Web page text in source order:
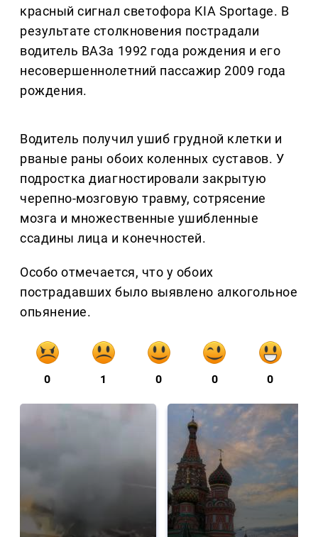
красный сигнал светофора KIA Sportage. В
результате столкновения пострадали
водитель ВАЗа 1992 года рождения и его
несовершеннолетний пассажир 2009 года
рождения.
Водитель получил ушиб грудной клетки и
рваные раны обоих коленных суставов. У
подростка диагностировали закрытую
черепно-мозговую травму, сотрясение
мозга и множественные ушибленные
ссадины лица и конечностей.
Особо отмечается, что у обоих
пострадавших было выявлено алкогольное
опьянение.
0 1 0 0 0